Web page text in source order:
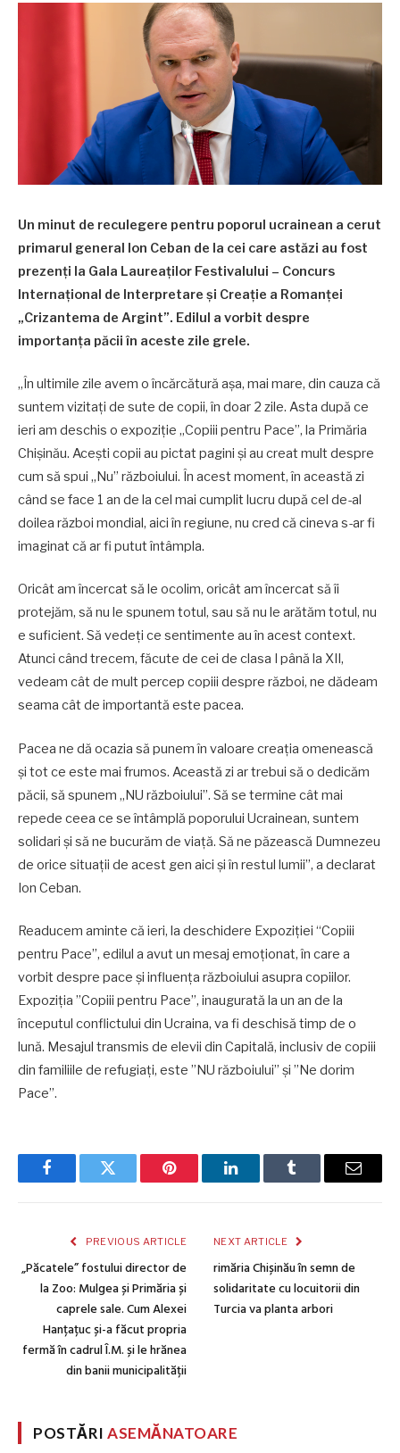
Un minut de reculegere pentru poporul ucrainean a cerut
primarul general Ion Ceban de la cei care astăzi au fost
prezenți la Gala Laureaţilor Festivalului – Concurs
Internațional de Interpretare și Creație a Romanței
„Crizantema de Argint”. Edilul a vorbit despre
importanța păcii în aceste zile grele.
„În ultimile zile avem o încărcătură așa, mai mare, din cauza că
suntem vizitați de sute de copii, în doar 2 zile. Asta după ce
ieri am deschis o expoziție „Copiii pentru Pace”, la Primăria
Chișinău. Acești copii au pictat pagini și au creat mult despre
cum să spui „Nu” războiului. În acest moment, în această zi
când se face 1 an de la cel mai cumplit lucru după cel de-al
doilea război mondial, aici în regiune, nu cred că cineva s-ar fi
imaginat că ar fi putut întâmpla.
Oricât am încercat să le ocolim, oricât am încercat să îi
protejăm, să nu le spunem totul, sau să nu le arătăm totul, nu
e suficient. Să vedeți ce sentimente au în acest context.
Atunci când trecem, făcute de cei de clasa I până la XII,
vedeam cât de mult percep copiii despre război, ne dădeam
seama cât de importantă este pacea.
Pacea ne dă ocazia să punem în valoare creația omenească
și tot ce este mai frumos. Această zi ar trebui să o dedicăm
păcii, să spunem „NU războiului”. Să se termine cât mai
repede ceea ce se întâmplă poporului Ucrainean, suntem
solidari și să ne bucurăm de viață. Să ne păzească Dumnezeu
de orice situații de acest gen aici și în restul lumii”, a declarat
Ion Ceban.
Readucem aminte că ieri, la deschidere Expoziției “Copiii
pentru Pace”, edilul a avut un mesaj emoționat, în care a
vorbit despre pace și influența războiului asupra copiilor.
Expoziția ”Copiii pentru Pace”, inaugurată la un an de la
începutul conflictului din Ucraina, va fi deschisă timp de o
lună. Mesajul transmis de elevii din Capitală, inclusiv de copiii
din familiile de refugiați, este ”NU războiului” și ”Ne dorim
Pace”.
FacebookTwitter Pinterest LinkedInTumblr Email
PREVIOUS ARTICLE
„Păcatele” fostului director de
la Zoo: Mulgea și Primăria și
caprele sale. Cum Alexei
Hanțațuc și-a făcut propria
fermă în cadrul Î.M. și le hrănea
din banii municipalității
NEXT ARTICLE
rimăria Chișinău în semn de
solidaritate cu locuitorii din
Turcia va planta arbori
POSTĂRIASEMĂNATOARE